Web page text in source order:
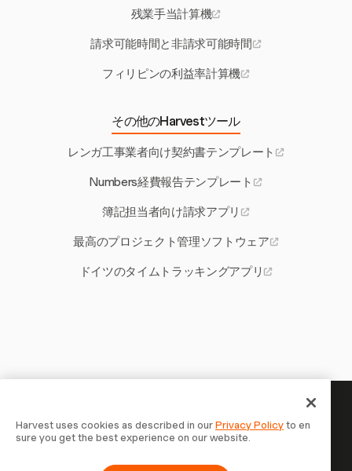
残業手当計算機
請求可能時間と非請求可能時間
フィリピンの利益率計算機
その他のHarvestツール
レンガ工事業者向け契約書テンプレート
Numbers経費報告テンプレート
簿記担当者向け請求アプリ
最高のプロジェクト管理ソフトウェア
ドイツのタイムトラッキングアプリ
あなたの時間には記録する価値
がある — 今すぐ始めましょう
Harvestで時間を記録し、クライアントに請求し、より速
Harvest uses cookies as described in ourPrivacy Policyto en
sure you get the best experience on our website.